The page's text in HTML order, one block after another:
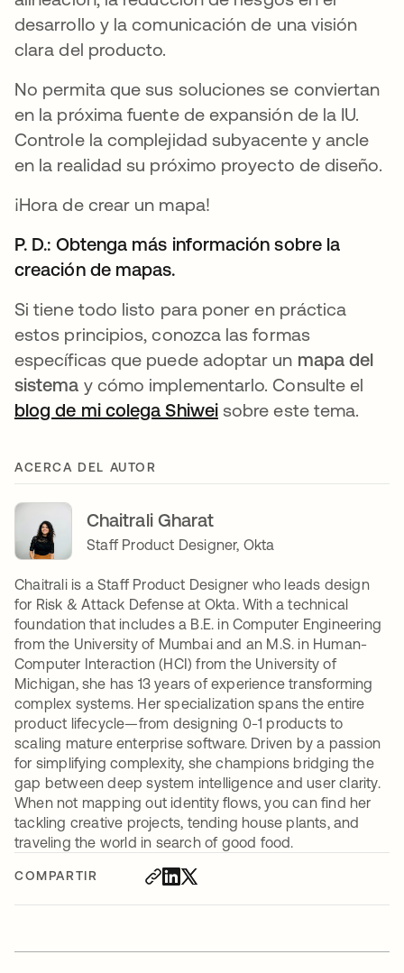
COMPARTIR
desarrollo y la comunicación de una visión
clara del producto.
No permita que sus soluciones se conviertan
en la próxima fuente de expansión de la IU.
Controle la complejidad subyacente y ancle
en la realidad su próximo proyecto de diseño.
¡Hora de crear un mapa!
P. D.: Obtenga más información sobre la
creación de mapas.
Si tiene todo listo para poner en práctica
estos principios, conozca las formas
específicas que puede adoptar un mapa del
sistema y cómo implementarlo. Consulte el
blog de mi colega Shiweisobre este tema.
ACERCA DEL AUTOR
Chaitrali Gharat
Staff Product Designer, Okta
Chaitrali is a Staff Product Designer who leads design
for Risk & Attack Defense at Okta. With a technical
foundation that includes a B.E. in Computer Engineering
from the University of Mumbai and an M.S. in Human-
Computer Interaction (HCI) from the University of
Michigan, she has 13 years of experience transforming
complex systems. Her specialization spans the entire
product lifecycle—from designing 0-1 products to
scaling mature enterprise software. Driven by a passion
for simplifying complexity, she champions bridging the
gap between deep system intelligence and user clarity.
When not mapping out identity flows, you can find her
tackling creative projects, tending house plants, and
traveling the world in search of good food.